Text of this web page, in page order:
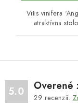
Vitis vinifera
atraktívna
5.0 Overené
29 recenzií.